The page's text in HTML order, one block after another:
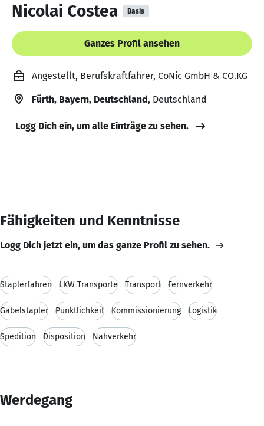
Nicolai Costea Basis
Ganzes Profil ansehen
Angestellt, Berufskraftfahrer, CoNic GmbH & CO.KG
Fürth, Bayern, Deutschland, Deutschland
Logg Dich ein, um alle Einträge zu sehen.
Fähigkeiten und Kenntnisse
Logg Dich jetzt ein, um das ganze Profil zu sehen.
Staplerfahren LKW Transporte Transport Fernverkehr
Gabelstapler Pünktlichkeit Kommissionierung Logistik
Spedition Disposition Nahverkehr
Werdegang